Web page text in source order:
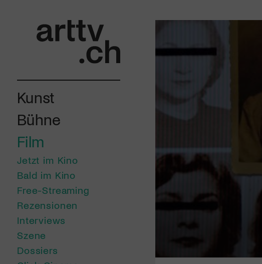
Kunst
Bühne
Film
Jetzt im Kino
Bald im Kino
Free-Streaming
Rezensionen
Interviews
Szene
Dossiers
Mach
diversen